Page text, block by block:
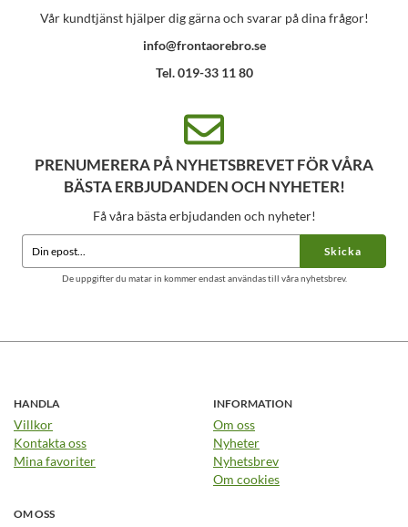
Vår kundtjänst hjälper dig gärna och svarar på dina frågor!
info@frontaorebro.se
Tel. 019-33 11 80
PRENUMERERA PÅ NYHETSBREVET FÖR VÅRA
BÄSTA ERBJUDANDEN OCH NYHETER!
Få våra bästa erbjudanden och nyheter!
Skicka
De uppgifter du matar in kommer endast användas till våra nyhetsbrev.
HANDLA
Villkor
Kontakta oss
Mina favoriter
INFORMATION
Om oss
Nyheter
Nyhetsbrev
Om cookies
OM OSS